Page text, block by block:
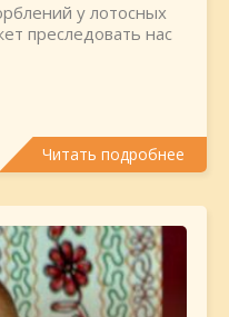
у лотосных
преследовать нас
Читать подробнее